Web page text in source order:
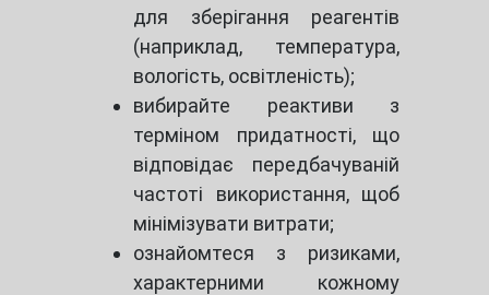
для зберігання реагентів
(наприклад, температура,
вологість, освітленість);
вибирайте реактиви з
терміном придатності, що
відповідає передбачуваній
частоті використання, щоб
мінімізувати витрати;
ознайомтеся з ризиками,
характерними кожному